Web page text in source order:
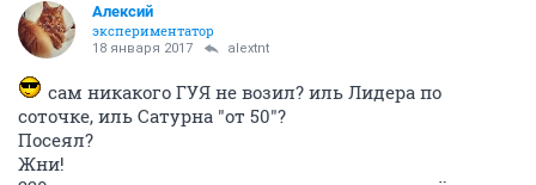
Алексий
экспериментатор
18 января 2017 alextnt
сам никакого ГУЯ не возил? иль Лидера по
соточке, иль Сатурна "от 50"?
Посеял?
Жни!